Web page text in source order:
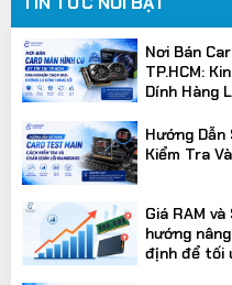
Nơi Bán
TP.HCM:
Dính Hàng
Hướng Dẫn
Kiểm Tra
Giá RAM
hướng
định để tối